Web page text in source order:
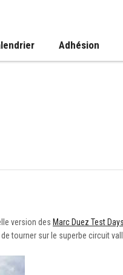
Adhésion
version des Marc Duez Test Days
tourner sur le superbe circuit